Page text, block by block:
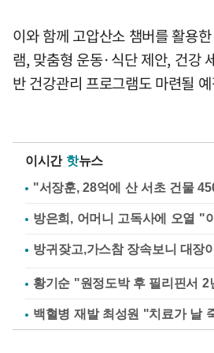
이와 함께 고압산소 챔버를 활용
램, 맞춤형 운동·식단 제안, 건강
반 건강관리 프로그램도 마련될
이시간 핫뉴스
"서장훈, 28억에 산 서초 건물
방은희, 어머니 고독사에 오열 "
황기순 "원정도박 후 필리핀서 2
백혈병 재발 최성원 "치료가 날